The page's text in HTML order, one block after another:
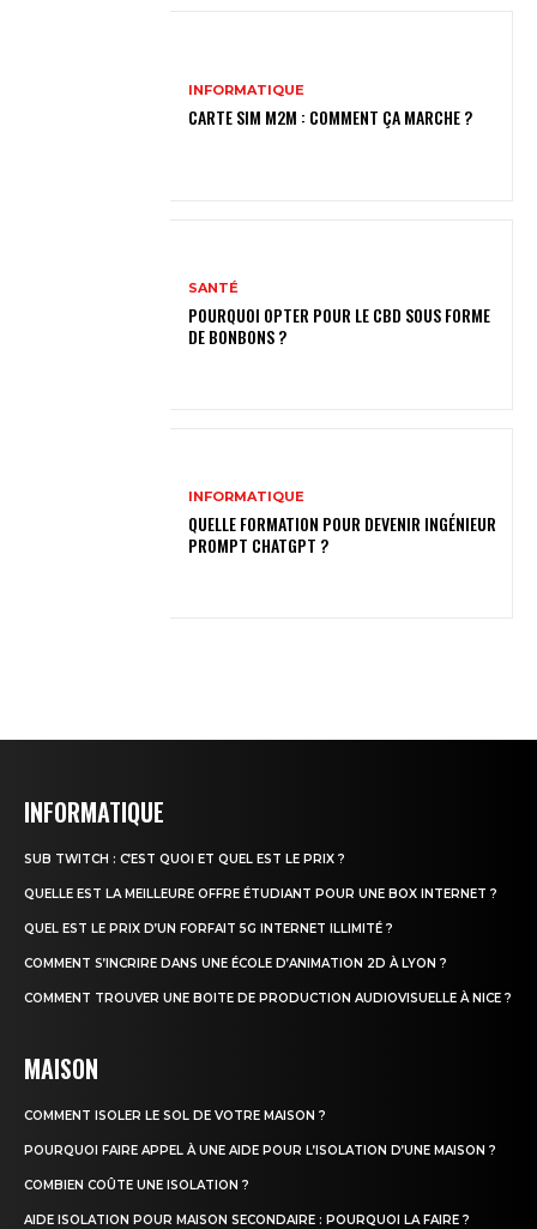
INFORMATIQUE
CARTE SIM M2M : COMMENT ÇA MARCHE ?
SANTÉ
POURQUOI OPTER POUR LE CBD SOUS FORME
DE BONBONS ?
INFORMATIQUE
QUELLE FORMATION POUR DEVENIR INGÉNIEUR
PROMPT CHATGPT ?
INFORMATIQUE
SUB TWITCH : C’EST QUOI ET QUEL EST LE PRIX ?
QUELLE EST LA MEILLEURE OFFRE ÉTUDIANT POUR UNE BOX INTERNET ?
QUEL EST LE PRIX D’UN FORFAIT 5G INTERNET ILLIMITÉ ?
COMMENT S’INCRIRE DANS UNE ÉCOLE D’ANIMATION 2D À LYON ?
COMMENT TROUVER UNE BOITE DE PRODUCTION AUDIOVISUELLE À NICE ?
MAISON
COMMENT ISOLER LE SOL DE VOTRE MAISON ?
POURQUOI FAIRE APPEL À UNE AIDE POUR L’ISOLATION D’UNE MAISON ?
COMBIEN COÛTE UNE ISOLATION ?
AIDE ISOLATION POUR MAISON SECONDAIRE : POURQUOI LA FAIRE ?